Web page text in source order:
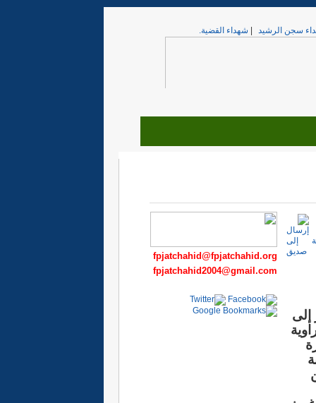
سجن الرشيد شهداء القضية.
إلى
سنة
fpjatchahid@fpjatchahid.org
fpjatchahid2004@gmail.com